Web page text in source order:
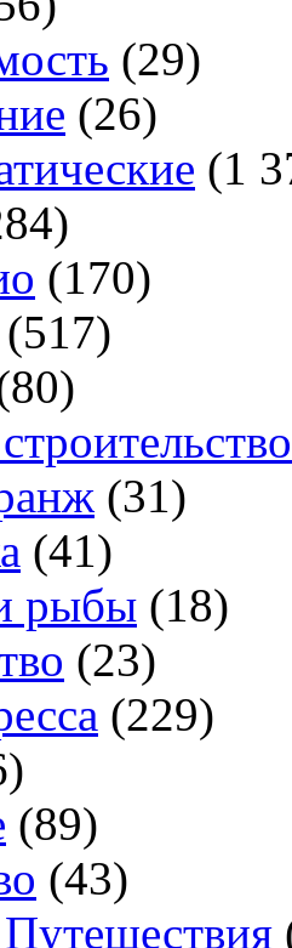
(29)
(26)
(1
(170)
(517)
(31)
(41)
рыбы (18)
(23)
(229)
(89)
(43)